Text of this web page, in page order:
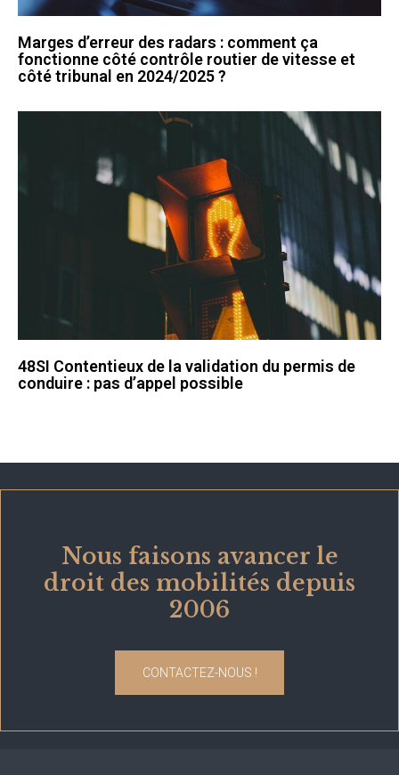
Marges d’erreur des radars : comment ça
fonctionne côté contrôle routier de vitesse et
côté tribunal en 2024/2025 ?
48SI Contentieux de la validation du permis de
conduire : pas d’appel possible
Nous faisons avancer le
droit des mobilités depuis
2006
CONTACTEZ-NOUS !